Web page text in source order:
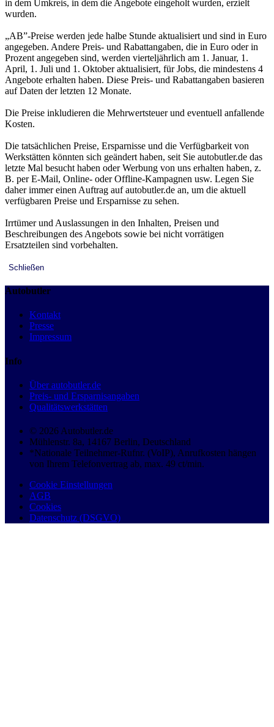
in dem Umkreis, in dem die Angebote eingeholt wurden, erzielt
wurden.
„AB”-Preise werden jede halbe Stunde aktualisiert und sind in Euro
angegeben. Andere Preis- und Rabattangaben, die in Euro oder in
Prozent angegeben sind, werden vierteljährlich am 1. Januar, 1.
April, 1. Juli und 1. Oktober aktualisiert, für Jobs, die mindestens 4
Angebote erhalten haben. Diese Preis- und Rabattangaben basieren
auf Daten der letzten 12 Monate.
Die Preise inkludieren die Mehrwertsteuer und eventuell anfallende
Kosten.
Die tatsächlichen Preise, Ersparnisse und die Verfügbarkeit von
Werkstätten könnten sich geändert haben, seit Sie autobutler.de das
letzte Mal besucht haben oder Werbung von uns erhalten haben, z.
B. per E-Mail, Online- oder Offline-Kampagnen usw. Legen Sie
daher immer einen Auftrag auf autobutler.de an, um die aktuell
verfügbaren Preise und Ersparnisse zu sehen.
Irrtümer und Auslassungen in den Inhalten, Preisen und
Beschreibungen des Angebots sowie bei nicht vorrätigen
Ersatzteilen sind vorbehalten.
Schließen
Autobutler
Kontakt
Presse
Impressum
Info
Über autobutler.de
Preis- und Ersparnisangaben
Qualitätswerkstätten
© 2026 Autobutler.de
Mühlenstr. 8a, 14167 Berlin, Deutschland
*Nationale Teilnehmer-Rufnr. (VoIP), Anrufkosten hängen
von Ihrem Telefonvertrag ab, max. 49 ct/min.
Cookie Einstellungen
AGB
Cookies
Datenschutz (DSGVO)